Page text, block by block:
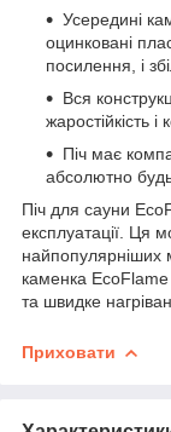
Усередині
оцинковані
посилення, і
Вся
жаростійкість і
Піч має
абсолютно
Піч для сауни
експлуатації. Ця
найпопулярніших
каменка EcoFlame
та швидке
Приховати